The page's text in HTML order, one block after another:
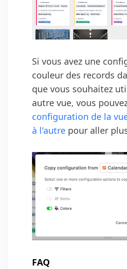
Si vous avez une
couleur des records
que vous souhaitez
autre vue, vous
configuration de la
à l'autre pour aller
FAQ